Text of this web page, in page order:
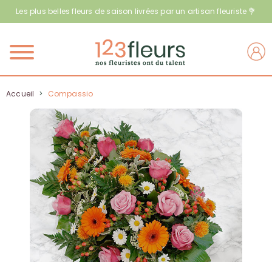
Les plus belles fleurs de saison livrées par un artisan fleuriste 💐
Menu
Accueil > Compassio